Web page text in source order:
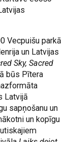
Vecpuišu parkā
un Latvijas
Sky, Sacred
būs Pītera
Latvijā
sapņošanu un
un kopīgu